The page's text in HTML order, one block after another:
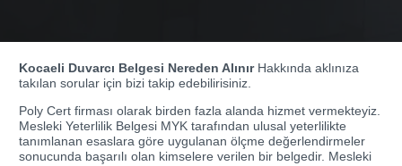
Kocaeli Duvarcı Belgesi Nereden Alınır Hakkında aklınıza
takılan sorular için bizi takip edebilirisiniz.
Poly Cert firması olarak birden fazla alanda hizmet vermekteyiz.
Mesleki Yeterlilik Belgesi MYK tarafından ulusal yeterlilikte
tanımlanan esaslara göre uygulanan ölçme değerlendirmeler
sonucunda başarılı olan kimselere verilen bir belgedir. Mesleki